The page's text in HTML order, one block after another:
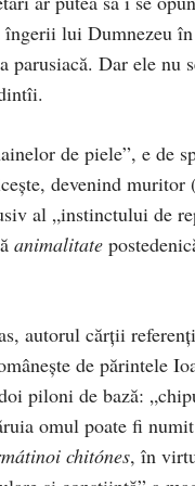
lui Dumnezeu
parusiacă. Dar ele nu
de pie­le”, e de
devenind
al „instinctului de
animalitate
autorul cărții
de părintele
piloni de bază:
omul poate fi numit
chitónes, în